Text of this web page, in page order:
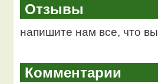
Отзывы
напишите нам все, что
Комментарии